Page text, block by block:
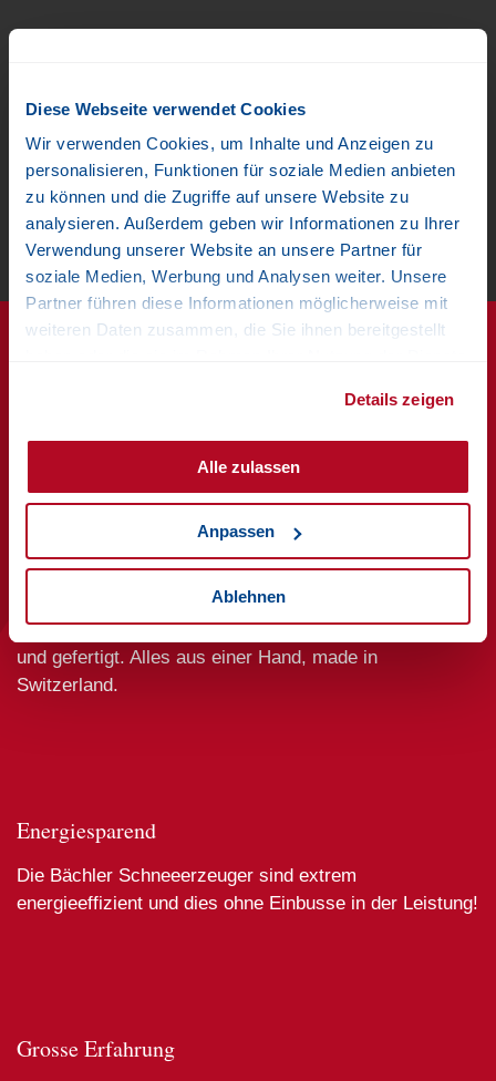
Diese Webseite verwendet Cookies
Wir verwenden Cookies, um Inhalte und Anzeigen zu
personalisieren, Funktionen für soziale Medien anbieten
zu können und die Zugriffe auf unsere Website zu
analysieren. Außerdem geben wir Informationen zu Ihrer
Verwendung unserer Website an unsere Partner für
soziale Medien, Werbung und Analysen weiter. Unsere
Partner führen diese Informationen möglicherweise mit
weiteren Daten zusammen, die Sie ihnen bereitgestellt
Details zeigen
Alle zulassen
Anpassen
Ablehnen
VANESSA
Die erste Schneilanze von Bächler aus
Eigenentwicklung.
Wieso Bächler Top Track?
Die Bächler Produkte werden in der Schweiz entwickelt
und gefertigt. Alles aus einer Hand, made in
Switzerland.
Energiesparend
Die Bächler Schneeerzeuger sind extrem
energieeffizient und dies ohne Einbusse in der Leistung!
Grosse Erfahrung